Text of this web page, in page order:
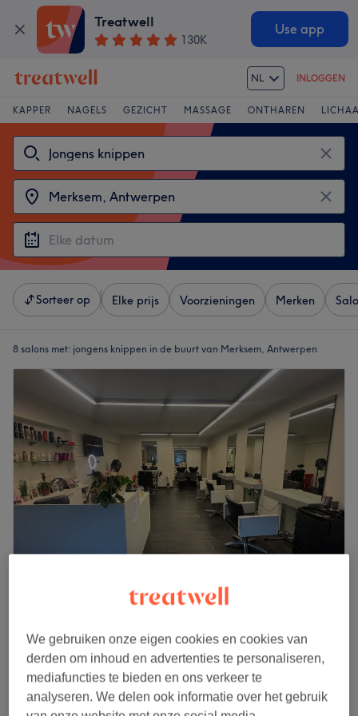
Treatwell
130K
Use app
NL INLOGGEN
KAPPER NAGELS GEZICHT MASSAGE ONTHAREN
Sorteer op Elke prijs Voorzieningen Merken
8 salons met: jongens knippen in de buurt van Merksem, Antwerpen
Rivierenhof, Antwerpen
Laat zien op de kaart
Jongens t/m 12 jaar - knippen
25 min
€25
Kort overzicht salongegevens
We gebruiken onze eigen cookies en cookies van
derden om inhoud en advertenties te personaliseren,
mediafuncties te bieden en ons verkeer te
analyseren. We delen ook informatie over het gebruik